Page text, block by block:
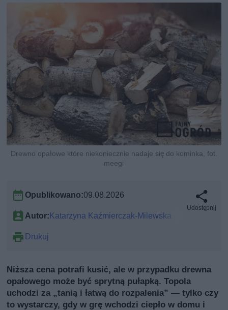
Drewno opałowe które niekoniecznie nadaje się do kominka, fot.
meegi
Opublikowano:09.08.2026
Autor:Katarzyna Kaźmierczak-Milewska
Drukuj
Udostępnij
Niższa cena potrafi kusić, ale w przypadku drewna
opałowego może być sprytną pułapką. Topola
uchodzi za „tanią i łatwą do rozpalenia” — tylko czy
to wystarczy, gdy w grę wchodzi ciepło w domu i